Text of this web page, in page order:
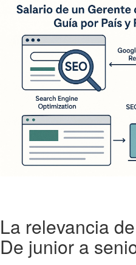
La relevancia
De junior a